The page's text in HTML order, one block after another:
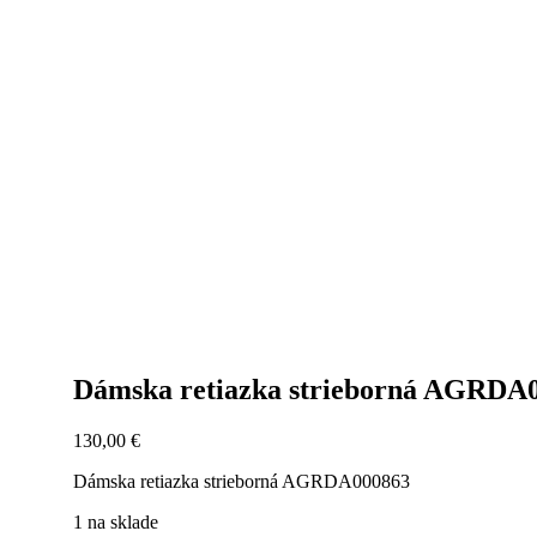
Dámska retiazka strieborná
130,00€
Dámska retiazka strieborná AGRDA000863
1 na sklade